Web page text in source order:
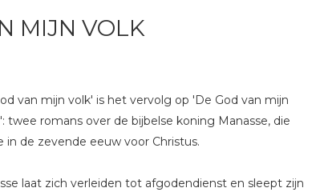
MIJN VOLK
van mijn volk' is het vervolg op 'De God van mijn
twee romans over de bijbelse koning Manasse, die
in de zevende eeuw voor Christus.
laat zich verleiden tot afgodendienst en sleept zijn